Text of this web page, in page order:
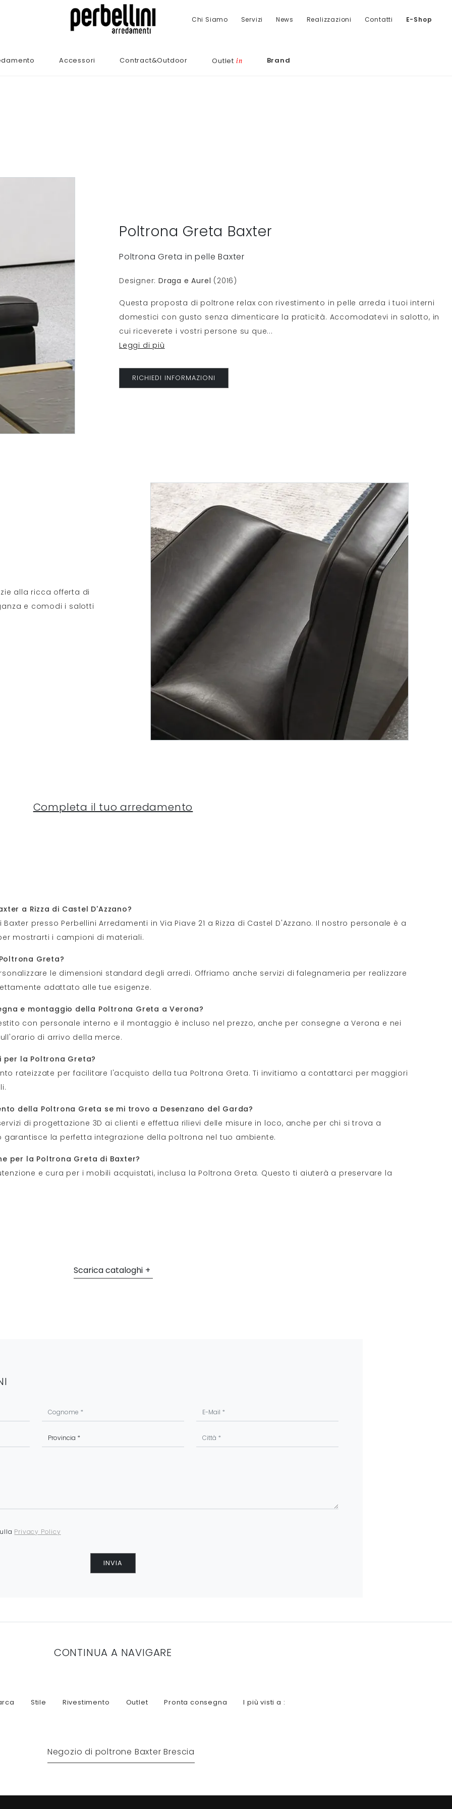
Chi Siamo Servizi News Realizzazioni Contatti E-Shop
Accessori Contract&Outdoor Outlet in Brand
Poltrona Greta Baxter
Poltrona Greta in pelle Baxter
Designer: Draga e Aurel (2016)
Questa proposta di poltrone relax con rivestimento in pelle arreda i tuoi interni
domestici con gusto senza dimenticare la praticità. Accomodatevi in salotto, in
cui riceverete i vostri persone su que...
Leggi di più
RICHIEDI INFORMAZIONI
alla ricca offerta di
e comodi i salotti
Completa il tuo arredamento
a Rizza di Castel D'Azzano?
presso Perbellini Arredamenti in Via Piave 21 a Rizza di Castel D'Azzano. Il nostro personale è a
mostrarti i campioni di materiali.
Greta?
le dimensioni standard degli arredi. Offriamo anche servizi di falegnameria per realizzare
adattato alle tue esigenze.
e montaggio della Poltrona Greta a Verona?
con personale interno e il montaggio è incluso nel prezzo, anche per consegne a Verona e nei
di arrivo della merce.
la Poltrona Greta?
rateizzate per facilitare l'acquisto della tua Poltrona Greta. Ti invitiamo a contattarci per maggiori
della Poltrona Greta se mi trovo a Desenzano del Garda?
di progettazione 3D ai clienti e effettua rilievi delle misure in loco, anche per chi si trova a
garantisce la perfetta integrazione della poltrona nel tuo ambiente.
per la Poltrona Greta di Baxter?
e cura per i mobili acquistati, inclusa la Poltrona Greta. Questo ti aiuterà a preservare la
Scarica cataloghi
Privacy Policy
INVIA
CONTINUA A NAVIGARE
Stile Rivestimento Outlet Pronta consegna I più visti a :
Negozio di poltrone Baxter Brescia